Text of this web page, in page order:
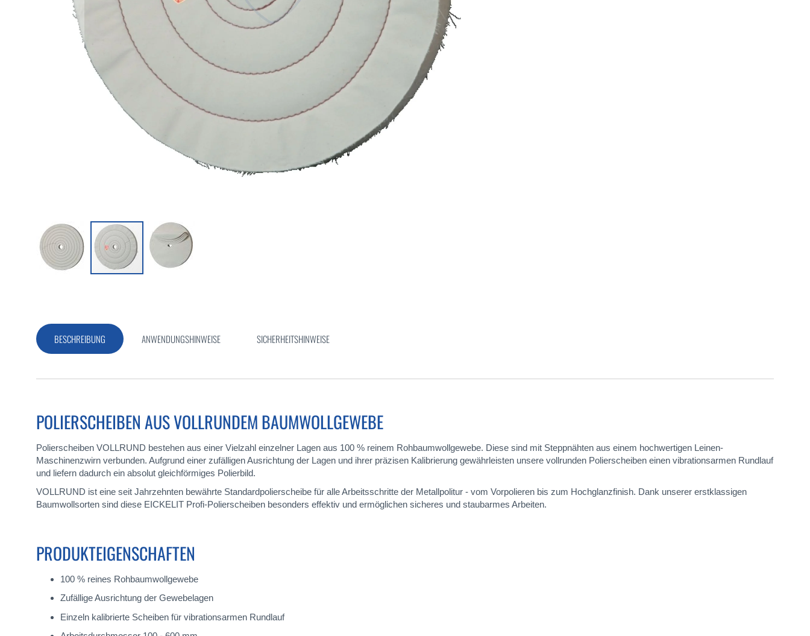
springen
BESCHREIBUNG
POLIERSCHEIBEN AUS VOLLRUNDEM BAUMWOLLGEWEBE
Polierscheiben VOLLRUND bestehen aus einer Vielzahl einzelner Lagen aus 100 % reinem Rohbaumwollgewebe. Diese sind mit Steppnähten aus einem hochwertigen Leinen-
Maschinenzwirn verbunden. Aufgrund einer zufälligen Ausrichtung der Lagen und ihrer präzisen Kalibrierung gewährleisten unsere vollrunden Polierscheiben einen vibrationsarmen Rundlauf
und liefern dadurch ein absolut gleichförmiges Polierbild.
VOLLRUND ist eine seit Jahrzehnten bewährte Standardpolierscheibe für alle Arbeitsschritte der Metallpolitur - vom Vorpolieren bis zum Hochglanzfinish. Dank unserer erstklassigen
Baumwollsorten sind diese EICKELIT Profi-Polierscheiben besonders effektiv und ermöglichen sicheres und staubarmes Arbeiten.
PRODUKTEIGENSCHAFTEN
100 % reines Rohbaumwollgewebe
Zufällige Ausrichtung der Gewebelagen
Einzeln kalibrierte Scheiben für vibrationsarmen Rundlauf
ANWENDUNGSHINWEISE SICHERHEITSHINWEISE